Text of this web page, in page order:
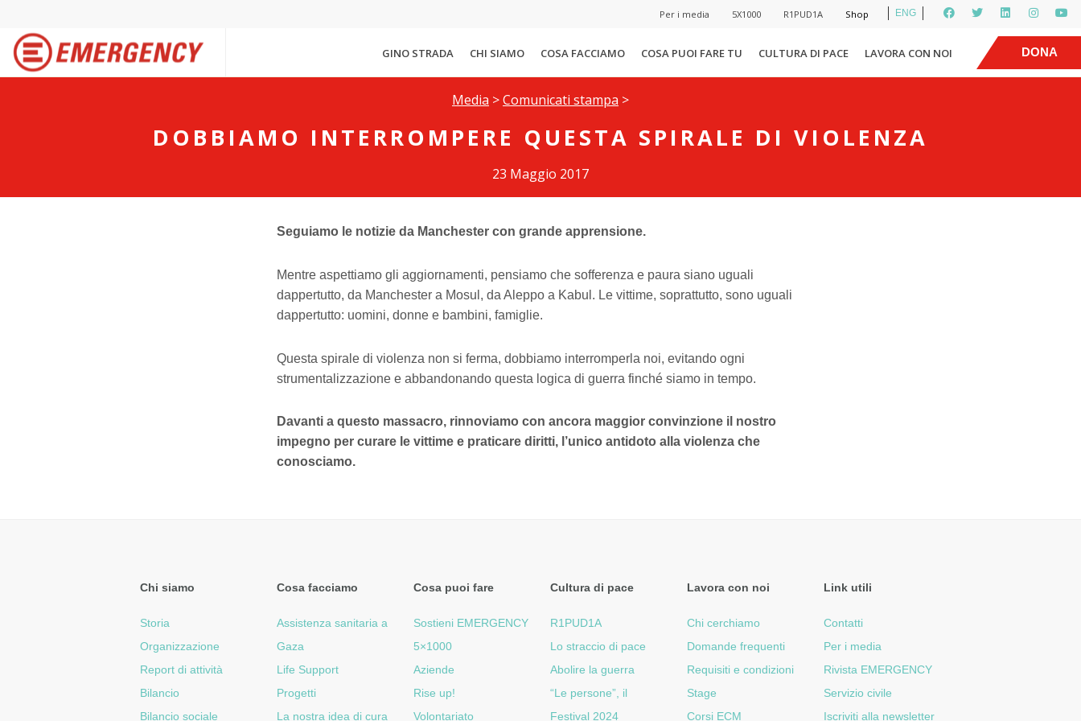
ENG
Per i media 5X1000 R1PUD1A Shop
DONA
GINO STRADA CHI SIAMO COSA FACCIAMO COSA PUOI FARE TU CULTURA DI PACE LAVORA CON NOI
Media >Comunicati stampa >
DOBBIAMO INTERROMPERE QUESTA SPIRALE DI VIOLENZA
23 Maggio 2017
Seguiamo le notizie da Manchester con grande apprensione.
Mentre aspettiamo gli aggiornamenti, pensiamo che sofferenza e paura siano uguali
dappertutto, da Manchester a Mosul, da Aleppo a Kabul. Le vittime, soprattutto, sono uguali
dappertutto: uomini, donne e bambini, famiglie.
Questa spirale di violenza non si ferma, dobbiamo interromperla noi, evitando ogni
strumentalizzazione e abbandonando questa logica di guerra finché siamo in tempo.
Davanti a questo massacro, rinnoviamo con ancora maggior convinzione il nostro
impegno per curare le vittime e praticare diritti, l’unico antidoto alla violenza che
conosciamo.
Chi siamo
Storia
Organizzazione
Report di attività
Bilancio
Bilancio sociale
Cosa facciamo
Assistenza sanitaria a
Gaza
Life Support
Progetti
La nostra idea di cura
Cosa puoi fare
Sostieni EMERGENCY
5×1000
Aziende
Rise up!
Volontariato
Cultura di pace
R1PUD1A
Lo straccio di pace
Abolire la guerra
“Le persone”, il
Festival 2024
Lavora con noi
Chi cerchiamo
Domande frequenti
Requisiti e condizioni
Stage
Corsi ECM
Link utili
Contatti
Per i media
Rivista EMERGENCY
Servizio civile
Iscriviti alla newsletter